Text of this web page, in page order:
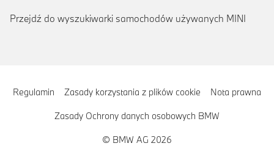
Przejdź do wyszukiwarki samochodów używanych MINI
Regulamin Zasady korzystania z plików cookie Nota prawna
Zasady Ochrony danych osobowych BMW
© BMW AG 2026